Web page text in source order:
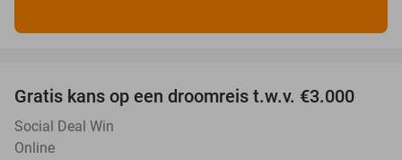
Gratis kans op een droomreis t.w.v. €3.000
Social Deal Win
Online